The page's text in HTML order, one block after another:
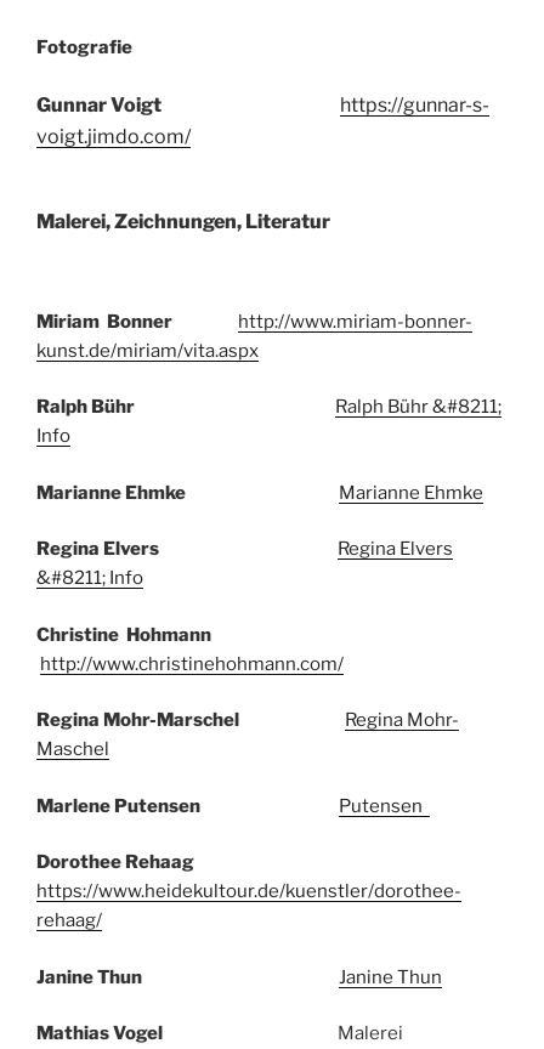
Fotografie
Gunnar Voigt
https://gunnar-s-
voigt.jimdo.com/
Malerei, Zeichnungen, Literatur
Miriam Bonner
http://www.miriam-bonner-
kunst.de/miriam/vita.aspx
Ralph Bühr
Ralph Bühr &#8211;
Info
Marianne Ehmke Marianne Ehmke
Regina Elvers
Regina Elvers
&#8211; Info
Christine Hohmann
http://www.christinehohmann.com/
Regina Mohr-Marschel
Regina Mohr-
Maschel
Marlene Putensen Putensen
Dorothee Rehaag
https://www.heidekultour.de/kuenstler/dorothee-
rehaag/
Janine Thun Janine Thun
Mathias Vogel Malerei